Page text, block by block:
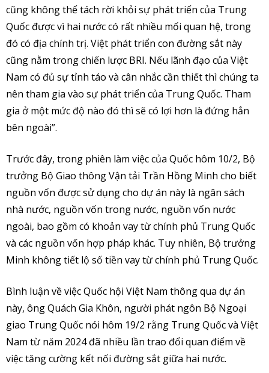
cũng không thể tách rời khỏi sự phát triển của Trung
Quốc được vì hai nước có rất nhiều mối quan hệ, trong
đó có địa chính trị. Việt phát triển con đường sắt này
cũng nằm trong chiến lược BRI. Nếu lãnh đạo của Việt
Nam có đủ sự tỉnh táo và cân nhắc cần thiết thì chúng ta
nên tham gia vào sự phát triển của Trung Quốc. Tham
gia ở một mức độ nào đó thì sẽ có lợi hơn là đứng hẳn
bên ngoài”.
Trước đây, trong phiên làm việc của Quốc hôm 10/2, Bộ
trưởng Bộ Giao thông Vận tải Trần Hồng Minh cho biết
nguồn vốn được sử dụng cho dự án này là ngân sách
nhà nước, nguồn vốn trong nước, nguồn vốn nước
ngoài, bao gồm có khoản vay từ chính phủ Trung Quốc
và các nguồn vốn hợp pháp khác. Tuy nhiên, Bộ trưởng
Minh không tiết lộ số tiền vay từ chính phủ Trung Quốc.
Bình luận về việc Quốc hội Việt Nam thông qua dự án
này, ông Quách Gia Khôn, người phát ngôn Bộ Ngoại
giao Trung Quốc nói hôm 19/2 rằng Trung Quốc và Việt
Nam từ năm 2024 đã nhiều lần trao đổi quan điểm về
việc tăng cường kết nối đường sắt giữa hai nước.